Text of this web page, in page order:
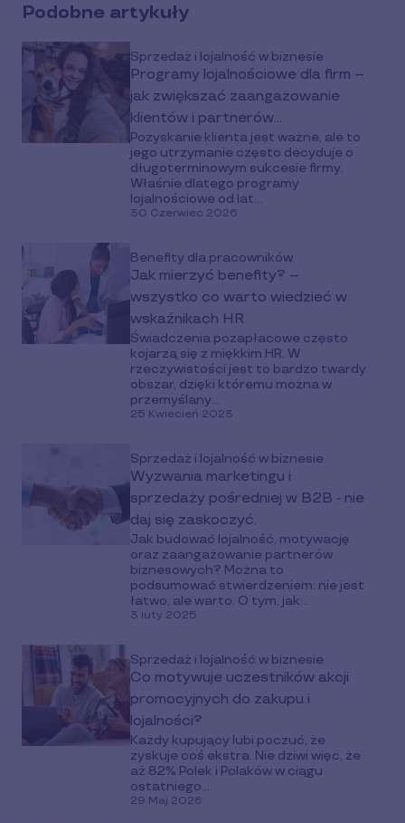
media
Podobne artykuły
Sprzedaż i lojalność w biznesie
Programy lojalnościowe dla firm –
jak zwiększać zaangażowanie
klientów i partnerów
biznesowych?
Pozyskanie klienta jest ważne, ale to
jego utrzymanie często decyduje o
długoterminowym sukcesie firmy.
Właśnie dlatego programy
lojalnościowe od lat...
30 Czerwiec 2026
Benefity dla pracowników
Jak mierzyć benefity? –
wszystko co warto wiedzieć w
wskaźnikach HR
Świadczenia pozapłacowe często
kojarzą się z miękkim HR. W
rzeczywistości jest to bardzo twardy
obszar, dzięki któremu można w
przemyślany...
25 Kwiecień 2023
Sprzedaż i lojalność w biznesie
Wyzwania marketingu i
sprzedaży pośredniej w B2B - nie
daj się zaskoczyć.
Jak budować lojalność, motywację
oraz zaangażowanie partnerów
biznesowych? Można to
podsumować stwierdzeniem: nie jest
łatwo, ale warto. O tym, jak...
3 luty 2025
Sprzedaż i lojalność w biznesie
Co motywuje uczestników akcji
promocyjnych do zakupu i
lojalności?
Każdy kupujący lubi poczuć, że
zyskuje coś ekstra. Nie dziwi więc, że
aż 82% Polek i Polaków w ciągu
ostatniego...
29 Maj 2026